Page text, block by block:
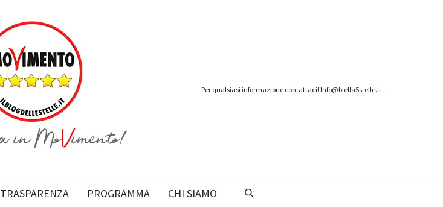
Per qualsiasi informazione contattaci! Info@biella5stelle.it
TRASPARENZA PROGRAMMA CHI SIAMO